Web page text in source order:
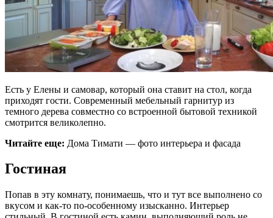
Есть у Елены и самовар, который она ставит на стол, когда
приходят гости. Современный мебельный гарнитур из
темного дерева совместно со встроенной бытовой техникой
смотрится великолепно.
Читайте еще: Дома Тимати — фото интерьера и фасада
Гостиная
Попав в эту комнату, понимаешь, что и тут все выполнено со
вкусом и как-то по-особенному изысканно. Интерьер